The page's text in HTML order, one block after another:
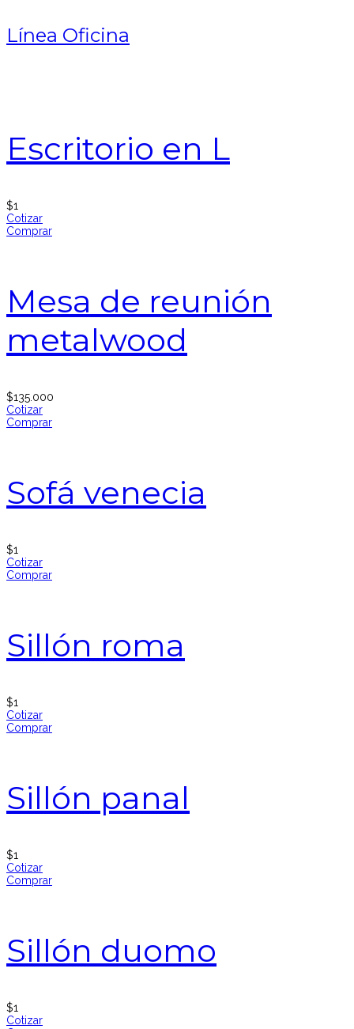
Línea Oficina
Escritorio en L
$1
Cotizar
Comprar
Mesa de reunión
metalwood
$135.000
Cotizar
Comprar
Sofá venecia
$1
Cotizar
Comprar
Sillón roma
$1
Cotizar
Comprar
Sillón panal
$1
Cotizar
Comprar
Sillón duomo
$1
Cotizar